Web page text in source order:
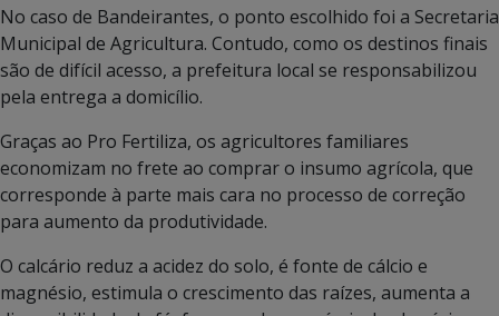
No caso de Bandeirantes, o ponto escolhido foi a Secretaria
Municipal de Agricultura. Contudo, como os destinos finais
são de difícil acesso, a prefeitura local se responsabilizou
pela entrega a domicílio.
Graças ao Pro Fertiliza, os agricultores familiares
economizam no frete ao comprar o insumo agrícola, que
corresponde à parte mais cara no processo de correção
para aumento da produtividade.
O calcário reduz a acidez do solo, é fonte de cálcio e
magnésio, estimula o crescimento das raízes, aumenta a